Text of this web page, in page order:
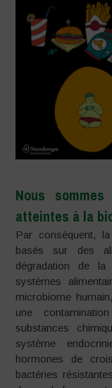
Nous
atteintes à la
Par conséquent,
basés sur des
dégradation de
systèmes
microbiome
une
substances
système
hormones de
bactéries